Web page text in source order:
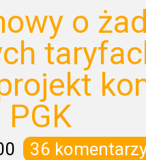
o
36